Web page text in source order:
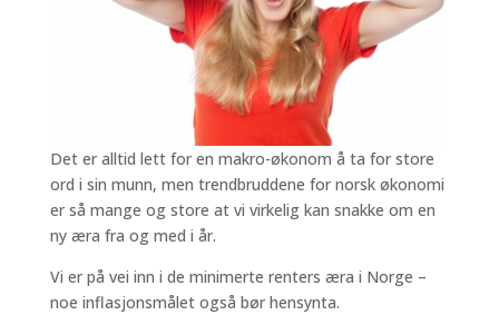
Det er alltid lett for en makro-økonom å ta for store
ord i sin munn, men trendbruddene for norsk økonomi
er så mange og store at vi virkelig kan snakke om en
ny æra fra og med i år.
Vi er på vei inn i de minimerte renters æra i Norge –
noe inflasjonsmålet også bør hensynta.